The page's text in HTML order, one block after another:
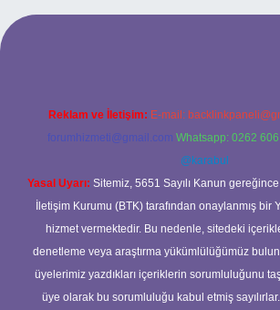
yeni giriş adresi
Reklam ve İletişim: E-mail:
forumhizmeti@gmail.com Whatsapp: 0262
@karabul
Yasal Uyarı: Sitemiz, 5651 Sayılı Kanun
İletişim Kurumu (BTK) tarafından onaylanmış bir
hizmet vermektedir. Bu nedenle, sitedeki
denetleme veya araştırma yükümlülüğümüz
üyelerimiz yazdıkları içeriklerin sorumluluğunu
üye olarak bu sorumluluğu kabul etmiş